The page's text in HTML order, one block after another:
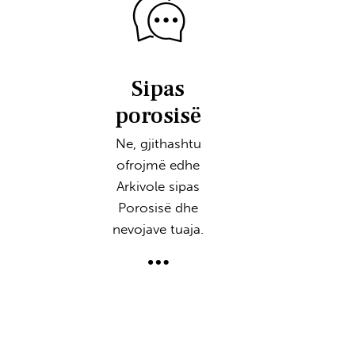
Sipas
porosisë
Ne, gjithashtu
ofrojmë edhe
Arkivole sipas
Porosisë dhe
nevojave tuaja.